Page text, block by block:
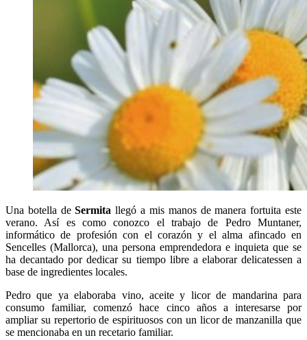
Una botella deSermita llegó a mis manos de manera fortuita este
verano. Así es como conozco el trabajo de Pedro Muntaner,
informático de profesión con el corazón y el alma afincado en
Sencelles (Mallorca), una persona emprendedora e inquieta que se
ha decantado por dedicar su tiempo libre a elaborar delicatessen a
base de ingredientes locales.
Pedro que ya elaboraba vino, aceite y licor de mandarina para
consumo familiar, comenzó hace cinco años a interesarse por
ampliar su repertorio de espirituosos con un licor de manzanilla que
se mencionaba en un recetario familiar.